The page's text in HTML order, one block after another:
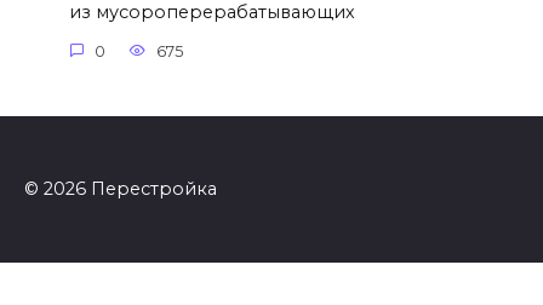
из мусороперерабатывающих
0 675
© 2026 Перестройка